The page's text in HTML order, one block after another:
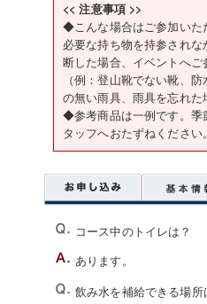
<< 注意事項 >>
◆こんな場合はご参加い
必要な持ち物を持参され
断した場合、イベントへ
（例：登山靴でない靴、
の無い雨具、雨具を忘れた
◆参考商品は一例です。季
タッフへおたずねください。
コース中のトイレは？
あります。
飲み水を補給できる場所